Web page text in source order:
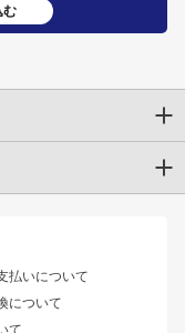
む
払いについて
について
て
ライン
イン